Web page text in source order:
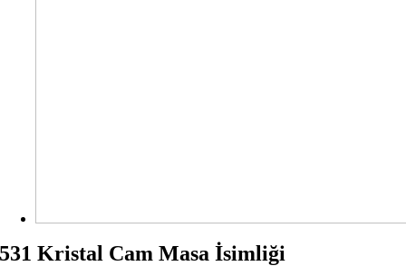
531 Kristal Cam Masa İsimliği